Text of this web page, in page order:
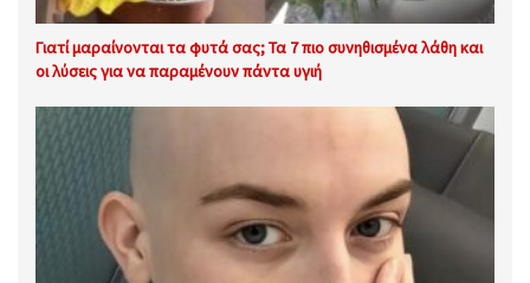
Γιατί μαραίνονται τα φυτά σας; Τα 7 πιο συνηθισμένα λάθη και
οι λύσεις για να παραμένουν πάντα υγιή